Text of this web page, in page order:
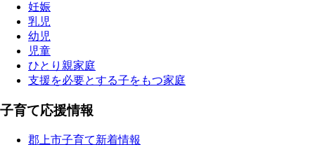
妊娠
乳児
幼児
児童
ひとり親家庭
支援を必要とする子をもつ家庭
子育て応援情報
郡上市子育て新着情報